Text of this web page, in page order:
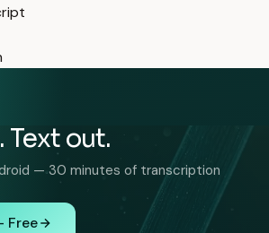
Text out.
— 30 minutes of transcription
Free